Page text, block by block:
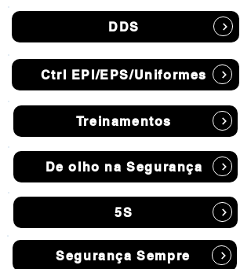
DDS
Ctrl EPI/EPS/Uniformes
Treinamentos
De olho na Segurança
5S
Segurança Sempre